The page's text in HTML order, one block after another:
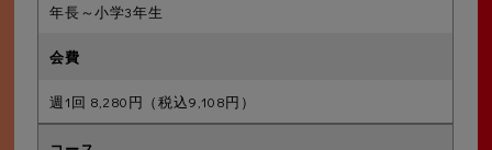
年長～小学3年生
週1回 8,280円（税込9,108円）